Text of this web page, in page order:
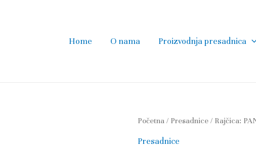
Home O nama Proizvodnja presadnica
Početna / Presadnice / Rajčica:
Presadnice